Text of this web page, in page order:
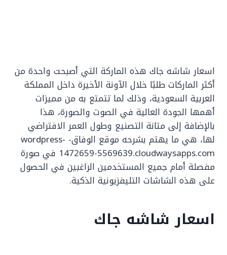
اسعار شاشه جاك هذه الماركة التي أصبحت واحدة من
أكثر الماركات طلبًا خلال الآونة الأخيرة داخل المملكة
العربية السعودية، وذلك لما تتمتع به من مميزات
أهمها الجودة العالية في الصوت والصورة، هذا
بالإضافة إلى متانة التصنيع وطول العمر الافتراضي
لها، هي ما يهتم بشرحه موقع الوفاق- wordpress-
1472659-5569639.cloudwaysapps.com في صورة
مفصلة أمام جميع المستخدمين الراغبين في الحصول
على هذه الشاشات التليفزيونية الذكية.
اسعار شاشه جاك